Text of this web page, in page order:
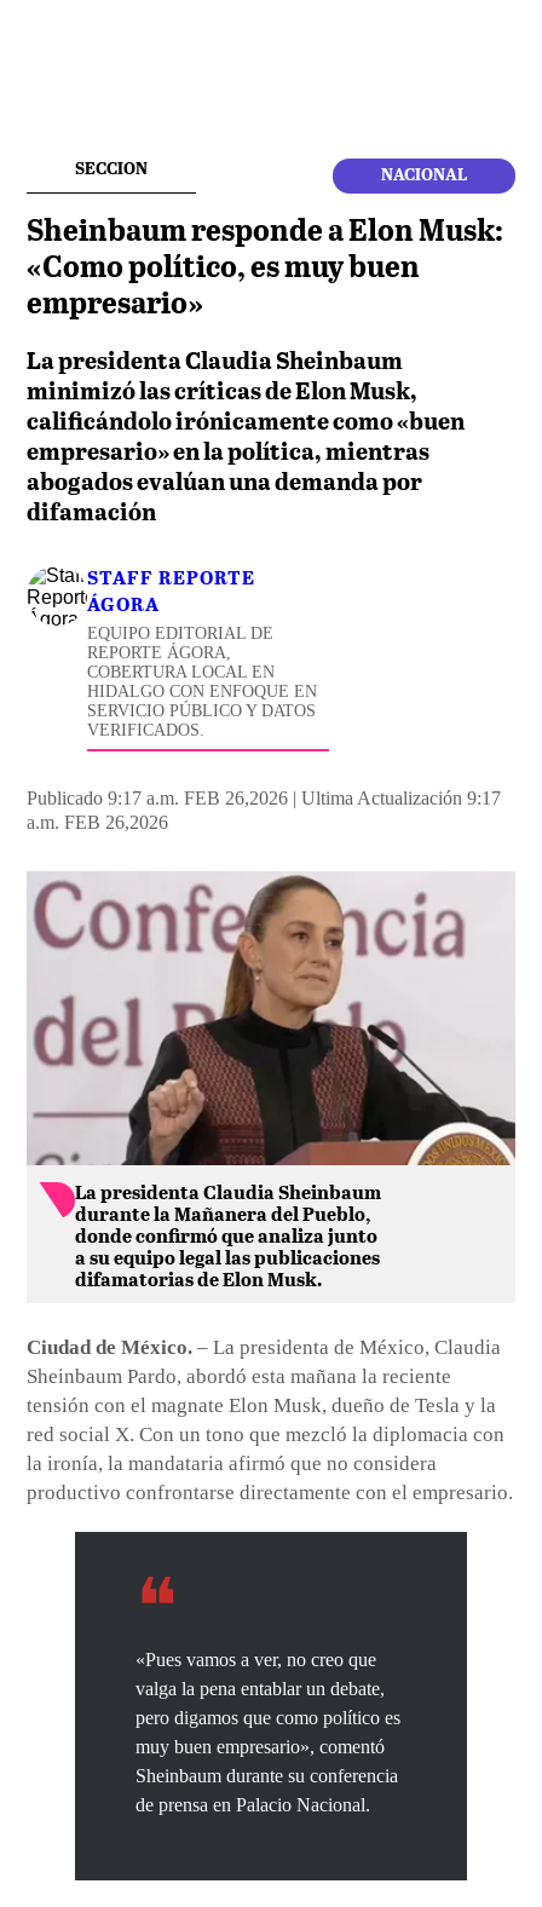
SECCION NACIONAL
Sheinbaum responde a Elon Musk:
«Como político, es muy buen
empresario»
La presidenta Claudia Sheinbaum
minimizó las críticas de Elon Musk,
calificándolo irónicamente como «buen
empresario» en la política, mientras
abogados evalúan una demanda por
difamación
STAFF REPORTE
ÁGORA
EQUIPO EDITORIAL DE
REPORTE ÁGORA,
COBERTURA LOCAL EN
HIDALGO CON ENFOQUE EN
SERVICIO PÚBLICO Y DATOS
VERIFICADOS.
Publicado 9:17 a.m. FEB 26,2026 | Ultima Actualización 9:17
a.m. FEB 26,2026
La presidenta Claudia Sheinbaum
durante la Mañanera del Pueblo,
donde confirmó que analiza junto
a su equipo legal las publicaciones
difamatorias de Elon Musk.
Ciudad de México. – La presidenta de México, Claudia
Sheinbaum Pardo, abordó esta mañana la reciente
tensión con el magnate Elon Musk, dueño de Tesla y la
red social X. Con un tono que mezcló la diplomacia con
la ironía, la mandataria afirmó que no considera
productivo confrontarse directamente con el empresario.
«Pues vamos a ver, no creo que
valga la pena entablar un debate,
pero digamos que como político es
muy buen empresario», comentó
Sheinbaum durante su conferencia
de prensa en Palacio Nacional.